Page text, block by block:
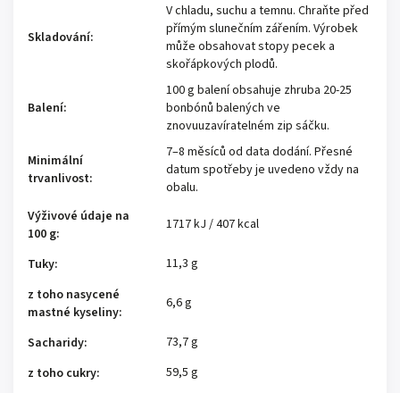
Skladování:
V chladu, suchu a temnu. Chraňte před
přímým slunečním zářením. Výrobek
může obsahovat stopy pecek a
skořápkových plodů.
Balení:
100 g balení obsahuje zhruba 20-25
bonbónů balených ve
znovuuzavíratelném zip sáčku.
Minimální
trvanlivost:
7–8 měsíců od data dodání. Přesné
datum spotřeby je uvedeno vždy na
obalu.
Výživové údaje na
100 g:
1717 kJ / 407 kcal
Tuky:
11,3 g
z toho nasycené
mastné kyseliny:
6,6 g
Sacharidy:
73,7 g
z toho cukry:
59,5 g